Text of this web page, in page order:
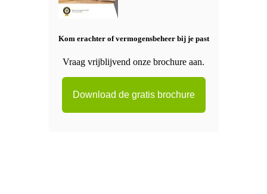
Kom erachter of vermogensbeheer bij je past
Vraag vrijblijvend onze brochure aan.
Download de gratis brochure